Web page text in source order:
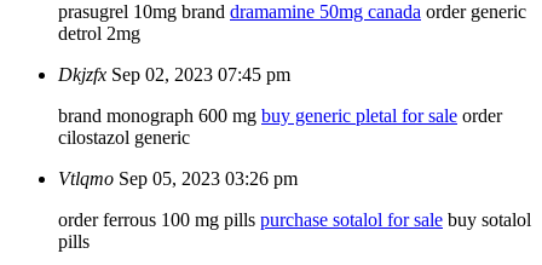
prasugrel 10mg brand dramamine 50mg canada order generic
detrol 2mg
Dkjzfx Sep 02, 2023 07:45 pm
brand monograph 600 mg buy generic pletal for sale order
cilostazol generic
Vtlqmo Sep 05, 2023 03:26 pm
order ferrous 100 mg pills purchase sotalol for sale buy sotalol
pills